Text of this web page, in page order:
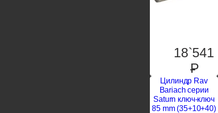
18`541
P
Цилиндр Rav
Bariach серии
Saturn ключ-ключ
85 mm (35+10+40)